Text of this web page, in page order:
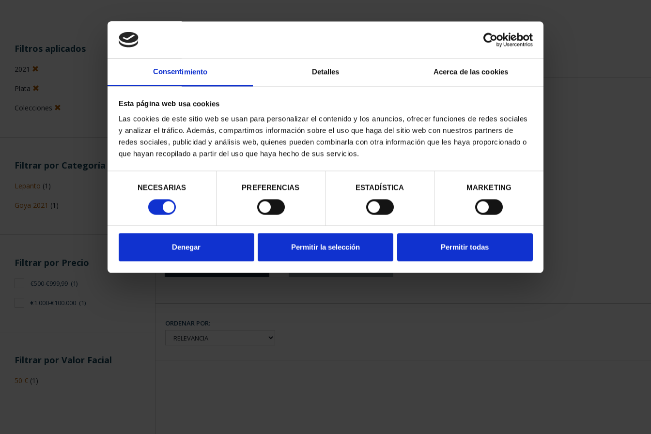
Consentimiento Detalles Acerca de las cookies
Esta página web usa cookies
Las cookies de este sitio web se usan para personalizar el contenido y los anuncios, ofrecer funciones de redes sociales
y analizar el tráfico. Además, compartimos información sobre el uso que haga del sitio web con nuestros partners de
redes sociales, publicidad y análisis web, quienes pueden combinarla con otra información que les haya proporcionado o
que hayan recopilado a partir del uso que haya hecho de sus servicios.
consentimiento
NECESARIAS PREFERENCIAS ESTADÍSTICA MARKETING
Denegar Permitir la selección Permitir todas
Filtros aplicados
2021
Plata
Colecciones
Filtrar por Categoría
Lepanto (1)
Goya 2021 (1)
Filtrar por Precio
€500-€999,99 (1)
€1.000-€100.000 (1)
Filtrar por Valor Facial
50 € (1)
(2021) COLECCIÓN...
1.069,00 €
(2021) COLECCIÓN COMP...
750,00 €
ORDENAR POR: